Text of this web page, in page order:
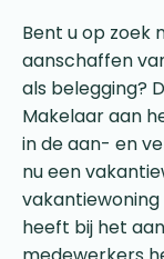
Bent u op zoek
aanschaffen
als belegging?
Makelaar aan
in de aan- en
nu een
heeft bij het